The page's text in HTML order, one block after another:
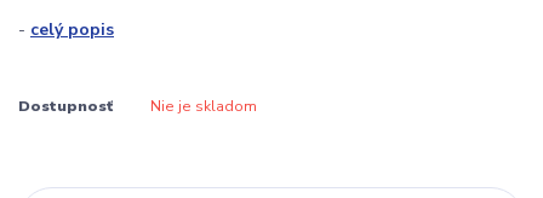
- celý popis
Dostupnosť Nie je skladom